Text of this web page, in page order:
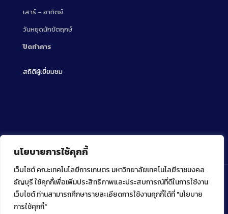
นโยบายการใช้คุกกี้
เว็บไซต์ คณะเทคโนโลยีการเกษตร มหาวิทยาลัยเทคโนโลยีราชมงคล
ธัญบุรี ใช้คุกกี้เพื่อเพิ่มประสิทธิภาพและประสบการณ์ที่ดีในการใช้งาน
เว็บไซต์ ท่านสามารถศึกษารายละเอียดการใช้งานคุกกี้ได้ที่ "นโยบาย
การใช้คุกกี้"
เสาร์ – อาทิตย์
วันหยุดนักขัตฤกษ์
ปิดทำการ
สถิติผู้เยี่ยมชม
Copyright ⓒ 2022 คณะเทคโนโลยีการเกษตร มหาวิทยาลัย